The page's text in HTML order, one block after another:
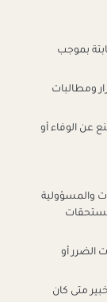
بموجب
ومطالبات
عن الوفاء أو
والمسؤولية
مستحقات
الضرر أو
متى كان